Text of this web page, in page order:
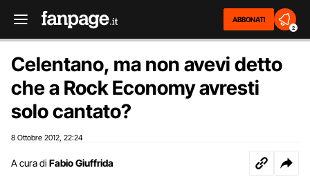
ABBONATI
2
Celentano, ma non avevi detto
che a Rock Economy avresti
solo cantato?
8 Ottobre 2012 22:24
A cura di Fabio Giuffrida